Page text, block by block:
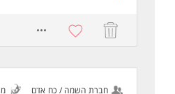
מתנאים מעולים, אווירה
בחנויות, שלל מתנות בחגים
תנאי רווחה ועוד
המשרה באחת מחנויות:
חברת השמה / כח אדם